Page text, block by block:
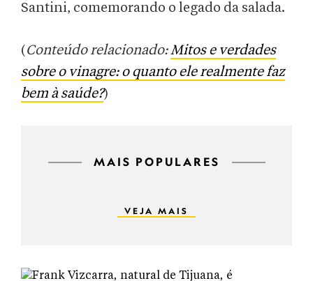
Santini, comemorando o legado da salada.
(Conteúdo relacionado:Mitos e verdades
sobre o vinagre: o quanto ele realmente faz
bem à saúde?)
MAIS POPULARES
VEJA MAIS